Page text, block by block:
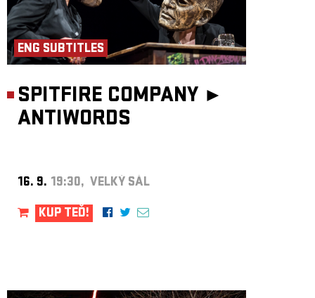
ENG SUBTITLES
SPITFIRE COMPANY ►
ANTIWORDS
16. 9. 19:30, VELKÝ SÁL
KUP TEĎ!